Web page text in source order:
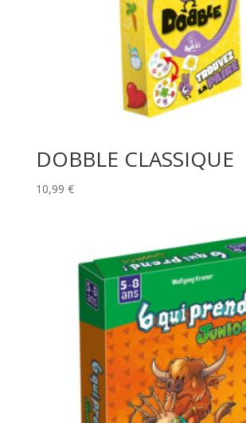
DOBBLE CLASSIQUE
10,99 €